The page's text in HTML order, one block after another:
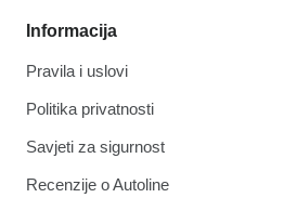
Informacija
Pravila i uslovi
Politika privatnosti
Savjeti za sigurnost
Recenzije o Autoline